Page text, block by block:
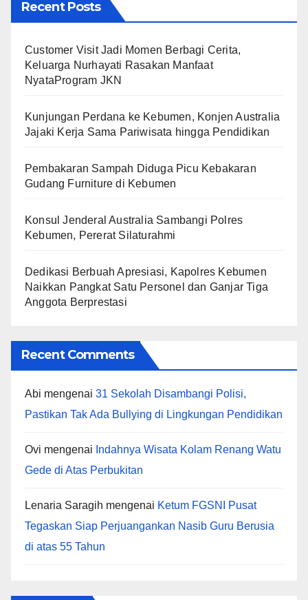
Recent Posts
Customer Visit Jadi Momen Berbagi Cerita,
Keluarga Nurhayati Rasakan Manfaat
NyataProgram JKN
Kunjungan Perdana ke Kebumen, Konjen Australia
Jajaki Kerja Sama Pariwisata hingga Pendidikan
Pembakaran Sampah Diduga Picu Kebakaran
Gudang Furniture di Kebumen
Konsul Jenderal Australia Sambangi Polres
Kebumen, Pererat Silaturahmi
Dedikasi Berbuah Apresiasi, Kapolres Kebumen
Naikkan Pangkat Satu Personel dan Ganjar Tiga
Anggota Berprestasi
Recent Comments
Abi mengenai 31 Sekolah Disambangi Polisi,
Pastikan Tak Ada Bullying di Lingkungan Pendidikan
Ovi mengenai Indahnya Wisata Kolam Renang Watu
Gede di Atas Perbukitan
Lenaria Saragih mengenai Ketum FGSNI Pusat
Tegaskan Siap Perjuangankan Nasib Guru Berusia
di atas 55 Tahun